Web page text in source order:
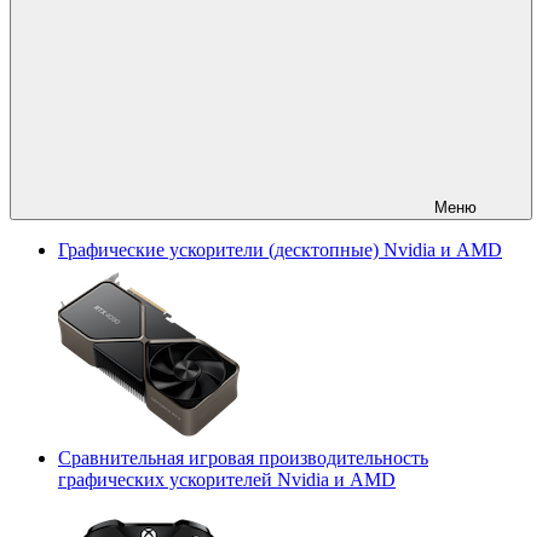
Меню
Графические ускорители (десктопные) Nvidia и AMD
Сравнительная игровая производительность
графических ускорителей Nvidia и AMD